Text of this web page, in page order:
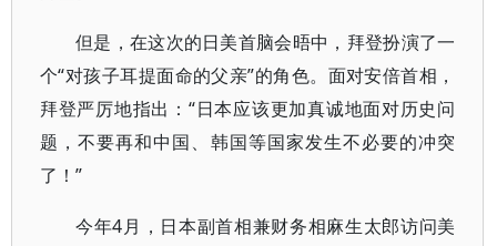
但是，在这次的日美首脑会晤中，拜登扮演了一
个“对孩子耳提面命的父亲”的角色。面对安倍首相，
拜登严厉地指出：“日本应该更加真诚地面对历史问
题，不要再和中国、韩国等国家发生不必要的冲突
了！”
今年4月，日本副首相兼财务相麻生太郎访问美